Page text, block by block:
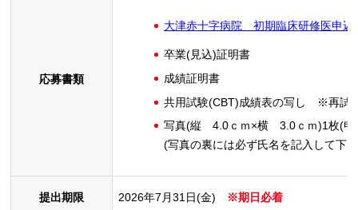
応募書類
大津赤十字病院 初期臨床研修医申込
卒業(見込)証明書
成績証明書
共用試験(CBT)成績表の写し ※再試
写真(縦 4.0ｃｍ×横 3.0ｃｍ)1枚(申
(写真の裏には必ず氏名を記入して下
提出期限 2026年7月31日(金) ※期日必着